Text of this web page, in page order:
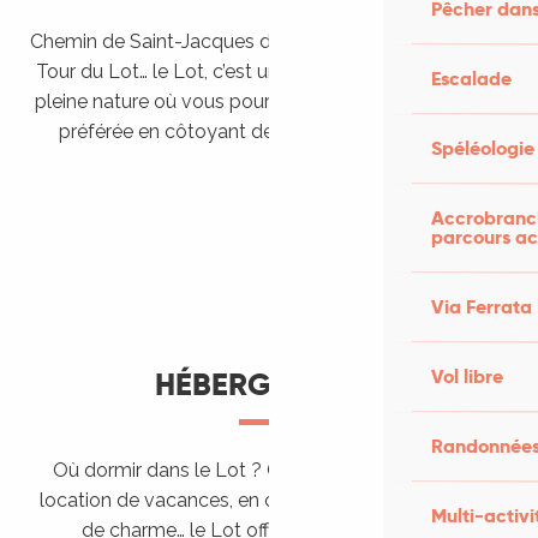
Pêcher
Escalade
Spéléologie
parcours
Via Ferrata
Vol libre
Multi-
Chemin de Saint-Jacques de Compostelle, Véloroutes,
Tour du Lot… le Lot, c’est une véritable destination de
pleine nature où vous pourrez pratiquer votre activité
préférée en côtoyant des paysages grandioses.
HÉBERGEMENTS
Où dormir dans le Lot ? Chez l’habitant, dans une
location de vacances, en camping, ou dans un hôtel
de charme… le Lot offre des hébergements